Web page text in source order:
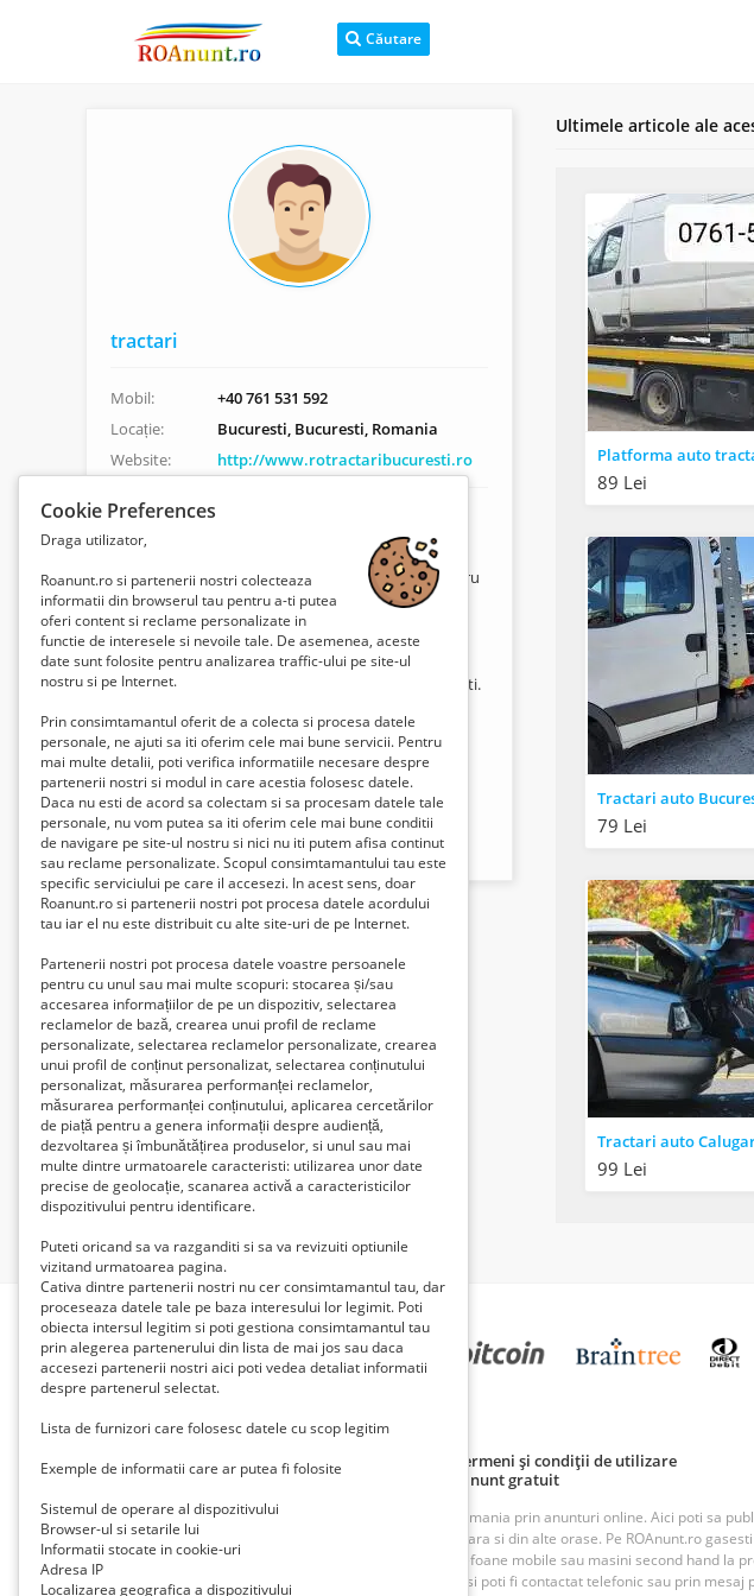
Căutare
tractari
Mobil:
+40 761 531 592
Locație:
Bucuresti, Bucuresti, Romania
Website:
http://www.rotractaribucuresti.ro
Tractări Auto București NON STOP – Intervenție
Rapidă 24/7 Cauți Tractări Auto București rapide și
sigure? Intervenim NON STOP în tot București, în
toate sectoarele, cu platformă auto modernă pentru
autoturisme, SUV, dube și autoutilitare. Servicii
Tractări Auto București: ✔ Tractări autoturisme ✔
Tractări SUV ✔ Tractări dube 3.5T ✔ Transport auto
către service ✔ Intervenții pentru mașini avariate
Ajungem rapid în 20–30 minute oriunde în București.
suntem disponibili 24/7. 📞 0761531592 🌐
www.rotractaribucuresti.ro #Hashtaguri SEO –
Tractări Auto București #TractariAutoBucuresti
#TractariBucuresti #PlatformaAutoBucuresti
#TractariNonStop #Tractari24_7 #PlatformaAuto
#TransportAuto #AsistentaRutiera
Ultimele articole ale
89 Lei
79 Lei
99 Lei
Cookie Preferences
Draga utilizator,
Roanunt.ro si partenerii nostri colecteaza
informatii din browserul tau pentru a-ti putea
oferi content si reclame personalizate in
functie de interesele si nevoile tale. De asemenea, aceste
date sunt folosite pentru analizarea traffic-ului pe site-ul
nostru si pe Internet.
Prin consimtamantul oferit de a colecta si procesa datele
personale, ne ajuti sa iti oferim cele mai bune servicii. Pentru
mai multe detalii, poti verifica informatiile necesare despre
partenerii nostri si modul in care acestia folosesc datele.
Daca nu esti de acord sa colectam si sa procesam datele tale
personale, nu vom putea sa iti oferim cele mai bune conditii
de navigare pe site-ul nostru si nici nu iti putem afisa continut
sau reclame personalizate. Scopul consimtamantului tau este
specific serviciului pe care il accesezi. In acest sens, doar
Roanunt.ro si partenerii nostri pot procesa datele acordului
tau iar el nu este distribuit cu alte site-uri de pe Internet.
Partenerii nostri pot procesa datele voastre persoanele
pentru cu unul sau mai multe scopuri: stocarea și/sau
accesarea informațiilor de pe un dispozitiv, selectarea
reclamelor de bază, crearea unui profil de reclame
personalizate, selectarea reclamelor personalizate, crearea
unui profil de conținut personalizat, selectarea conținutului
personalizat, măsurarea performanței reclamelor,
măsurarea performanței conținutului, aplicarea cercetărilor
de piață pentru a genera informații despre audiență,
dezvoltarea și îmbunătățirea produselor, si unul sau mai
multe dintre urmatoarele caracteristi: utilizarea unor date
precise de geolocație, scanarea activă a caracteristicilor
dispozitivului pentru identificare.
Puteti oricand sa va razganditi si sa va revizuiti optiunile
vizitand urmatoarea pagina.
Cativa dintre partenerii nostri nu cer consimtamantul tau, dar
proceseaza datele tale pe baza interesului lor legimit. Poti
obiecta intersul legitim si poti gestiona consimtamantul tau
prin alegerea partenerului din lista de mai jos sau daca
accesezi partenerii nostri aici poti vedea detaliat informatii
despre partenerul selectat.
Lista de furnizori care folosesc datele cu scop legitim
Exemple de informatii care ar putea fi folosite
Sistemul de operare al dispozitivului
Browser-ul si setarile lui
Informatii stocate in cookie-uri
Adresa IP
Localizarea geografica a dispozitivului
PARTENERII NOȘTRI
Politică de confidențialitate Politica cookie
Termeni și condiții de utilizare
Principii de publicare anunț gratuit
Cum adaug anunt gratuit
ROAnunt este o platforma de vanzare si cumparare din Romania prin anunturi online. Aici poti sa
oferte foarte bune din Bucuresti, Iasi, Cluj, Craiova, Timisoara si din alte orase. Pe ROAnunt.ro
imobiliare, inchirieri imobiliare, vanzari case, terenuri, telefoane mobile sau masini second hand la
munca. Cu ROAnunt adaugi anunturi gratuite foarte rapid si poti fi contactat telefonic sau prin mesaj